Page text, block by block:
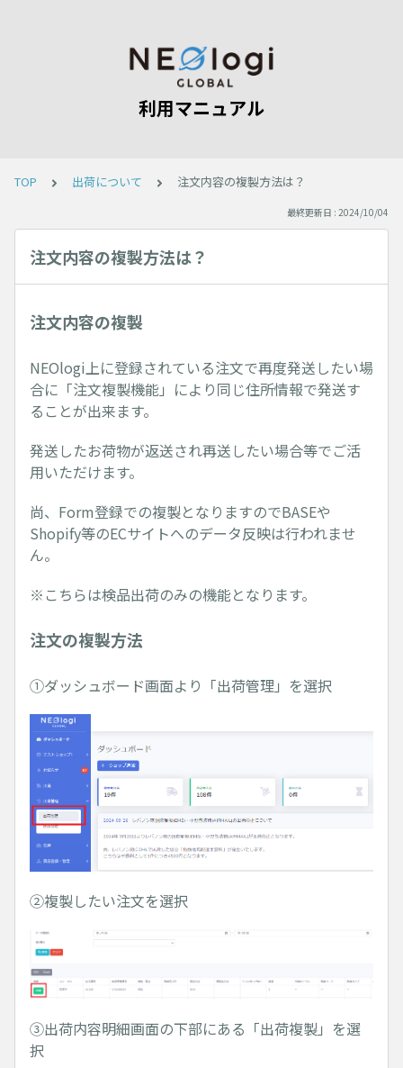
利用マニュアル
TOP 出荷について 注文内容の複製方法は？
最終更新日 : 2024/10/04
注文内容の複製方法は？
注文内容の複製
NEOlogi上に登録されている注文で再度発送したい場
合に「注文複製機能」により同じ住所情報で発送す
ることが出来ます。
発送したお荷物が返送され再送したい場合等でご活
用いただけます。
尚、Form登録での複製となりますのでBASEや
Shopify等のECサイトへのデータ反映は行われませ
ん。
※こちらは検品出荷のみの機能となります。
注文の複製方法
①ダッシュボード画面より「出荷管理」を選択
②複製したい注文を選択
③出荷内容明細画面の下部にある「出荷複製」を選
択